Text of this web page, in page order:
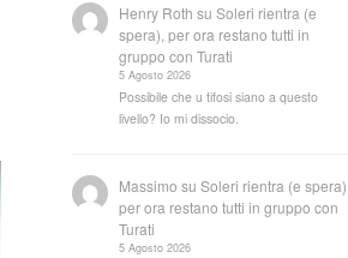
Henry Roth suSoleri rientra (e
spera), per ora restano tutti in
gruppo con Turati
5 Agosto 2026
Possibile che u tifosi siano a questo
livello? Io mi dissocio.
Massimo suSoleri rientra (e spera),
per ora restano tutti in gruppo con
Turati
5 Agosto 2026